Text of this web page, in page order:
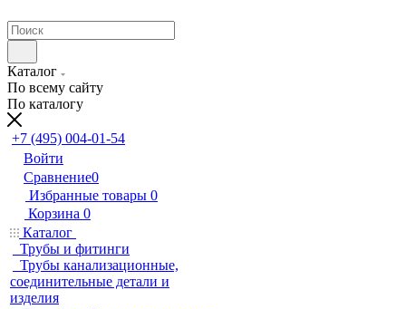
Каталог
По всему сайту
По каталогу
+7 (495) 004-01-54
Войти
Сравнение0
Избранные товары 0
Корзина 0
Каталог
Трубы и фитинги
Трубы канализационные,
соединительные детали и
изделия